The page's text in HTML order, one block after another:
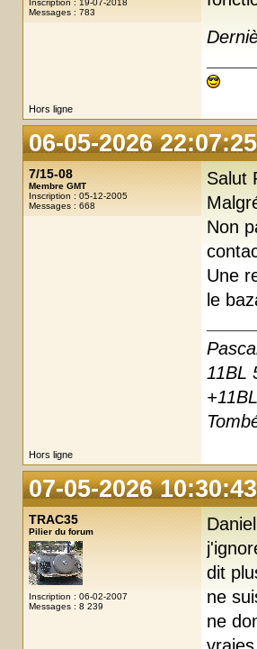
Messages : 783
Hors ligne
06-05-2026 22:07:25
7/15-08
Membre GMT
Inscription : 05-12-2005
Messages : 668
Salut
Non
Une
le
11BL
Hors ligne
07-05-2026 10:30:43
TRAC35
Pilier du forum
Inscription : 06-02-2007
Messages : 8 239
dit
ne
ne